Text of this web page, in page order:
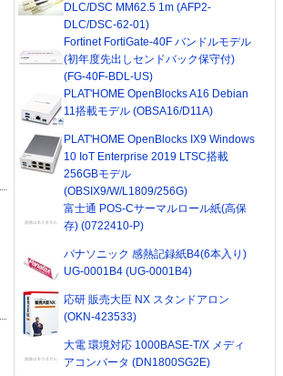
DLC/DSC MM62.5 1m (AFP2-
DLC/DSC-62-01)
Fortinet FortiGate-40F バンドルモデル
(初年度先出しセンドバック保守付)
(FG-40F-BDL-US)
PLAT'HOME OpenBlocks A16 Debian
11搭載モデル (OBSA16/D11A)
PLAT'HOME OpenBlocks IX9 Windows
10 IoT Enterprise 2019 LTSC搭載
256GBモデル
(OBSIX9/W/L1809/256G)
富士通 POS-Cサーマルロール紙(高保
存) (0722410-P)
パナソニック 感熱記録紙B4(6本入り)
UG-0001B4 (UG-0001B4)
応研 販売大臣 NX スタンドアロン
(OKN-423533)
大電 環境対応 1000BASE-T/X メディ
アコンバータ (DN1800SG2E)